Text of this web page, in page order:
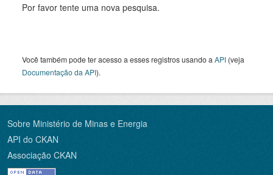
Por favor tente uma nova pesquisa.
Você também pode ter acesso a esses registros usando a API (veja
Documentação da API).
Sobre Ministério de Minas e Energia
API do CKAN
Associação CKAN